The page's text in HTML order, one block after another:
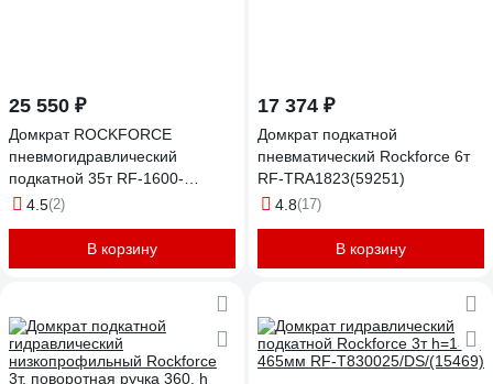
25 550 ₽
Домкрат ROCKFORCE
пневмогидравлический
подкатной 35т RF-1600-
7(28573)
4.5(2)
В корзину
17 374 ₽
Домкрат подкатной
пневматический Rockforce 6т
RF-TRA1823(59251)
4.8(17)
В корзину